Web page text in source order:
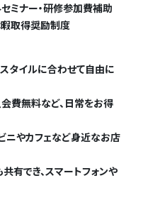
ミナー・研修参加費補助
暇取得奨励制度
タイルに合わせて自由に
費無料など、日常をお得
ニやカフェなど身近なお店
有でき、スマートフォンや